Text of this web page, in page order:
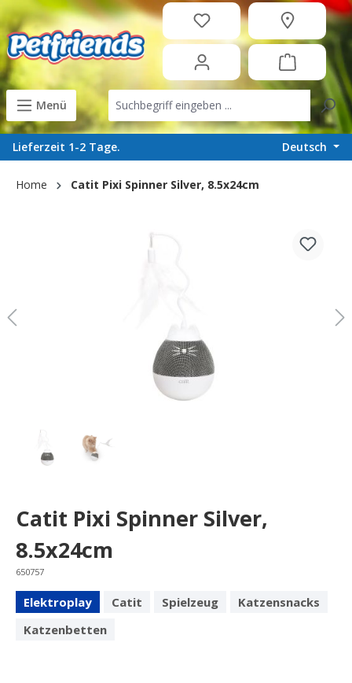
content
Menü
Lieferzeit 1-2 Tage. Deutsch
Home Catit Pixi Spinner Silver, 8.5x24cm
Catit Pixi Spinner Silver,
8.5x24cm
650757
Elektroplay Catit Spielzeug
Katzensnacks
Katzenbetten